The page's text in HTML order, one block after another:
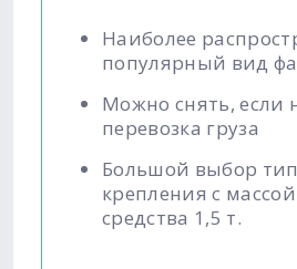
Наиболее
популярный вид
Можно снять, если
перевозка груза
Большой выбор
крепления с
средства 1,5 т.